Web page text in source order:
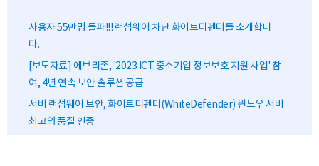
사용자 55만명 돌파!!! 랜섬웨어 차단 화이트디펜더를 소개합니
다.
[보도자료] 에브리존, '2023 ICT 중소기업 정보보호 지원 사업' 참
여, 4년 연속 보안 솔루션 공급
서버 랜섬웨어 보안, 화이트디펜더(WhiteDefender) 윈도우 서버
최고의 품질 인증